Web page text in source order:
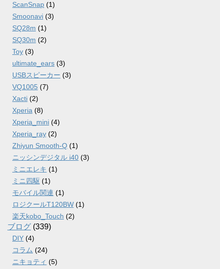
ScanSnap (1)
Smoonavi (3)
SQ28m (1)
SQ30m (2)
Toy (3)
ultimate_ears (3)
USBスピーカー (3)
VQ1005 (7)
Xacti (2)
Xperia (8)
Xperia_mini (4)
Xperia_ray (2)
Zhiyun Smooth-Q (1)
ニッシンデジタル i40 (3)
ミニエレキ (1)
ミニ四駆 (1)
モバイル関連 (1)
ロジクールT120BW (1)
楽天kobo_Touch (2)
ブログ (339)
DIY (4)
コラム (24)
ニキョティ (5)